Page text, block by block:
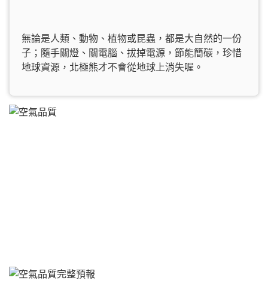
無論是人類、動物、植物或昆蟲，都是大自然的一份
子；隨手關燈、關電腦、拔掉電源，節能簡碳，珍惜
地球資源，北極熊才不會從地球上消失喔。